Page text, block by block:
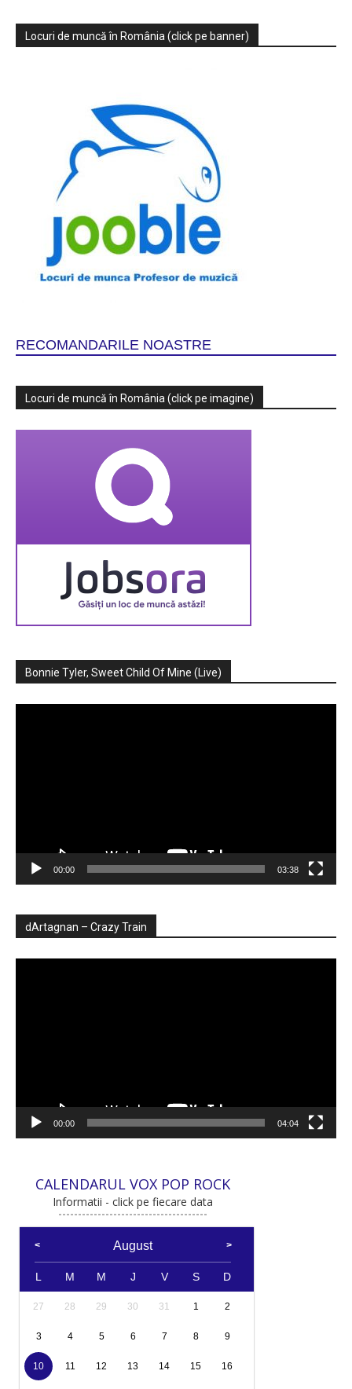
Locuri de muncă în România (click pe banner)
RECOMANDARILE NOASTRE
Locuri de muncă în România (click pe imagine)
Bonnie Tyler, Sweet Child Of Mine (Live)
00:00 03:38
dArtagnan – Crazy Train
00:00 04:04
CALENDARUL VOX POP ROCK
Informatii - click pe fiecare data
August
L M M J V S D
27 28 29 30 31 1 2
3 4 5 6 7 8 9
10 11 12 13 14 15 16